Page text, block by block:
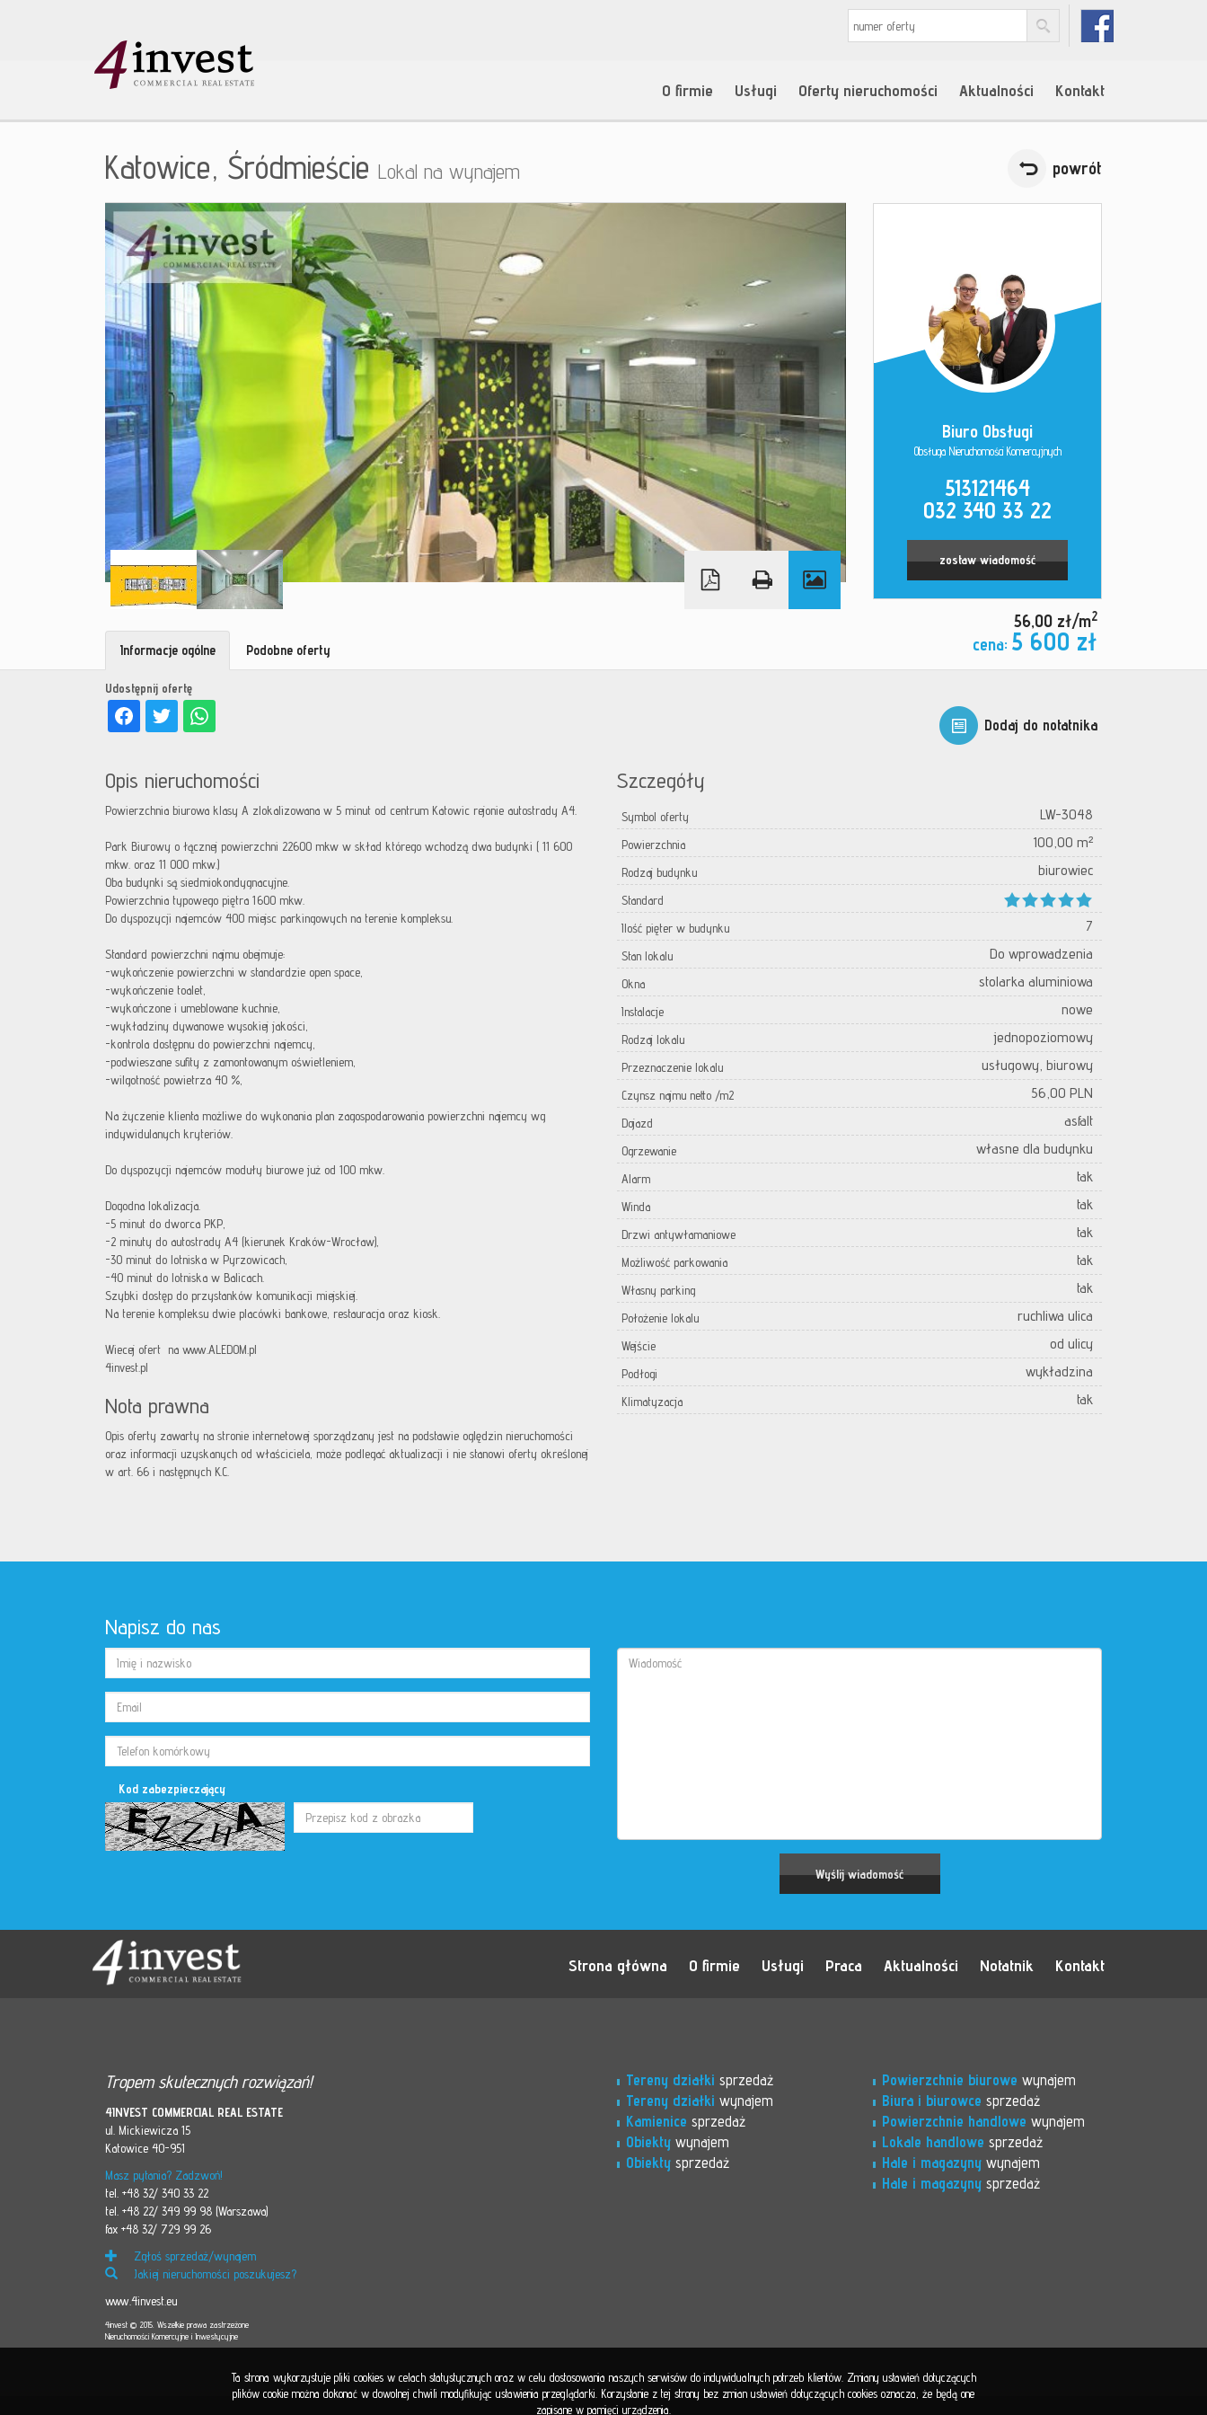
O firmie Usługi Oferty nieruchomości Aktualności Kontakt
Katowice, Śródmieście Lokal na wynajem powrót
Biuro Obsługi
Obsługa Nieruchomości Komercyjnych
513121464
032 340 33 22
zostaw wiadomość
56,00 zł/m2
cena: 5 600 zł
Dodaj do notatnika
Udostępnij ofertę
Informacje ogólne Podobne oferty
Opis nieruchomości
Powierzchnia biurowa klasy A zlokalizowana w 5 minut od centrum Katowic rejonie autostrady A4.
Park Biurowy o łącznej powierzchni 22600 mkw w skład którego wchodzą dwa budynki ( 11 600
mkw. oraz 11 000 mkw.)
Oba budynki są siedmiokondygnacyjne.
Powierzchnia typowego piętra 1600 mkw.
Do dyspozycji najemców 400 miejsc parkingowych na terenie kompleksu.
Standard powierzchni najmu obejmuje:
-wykończenie powierzchni w standardzie open space,
-wykończenie toalet,
-wykończone i umeblowane kuchnie,
-wykładziny dywanowe wysokiej jakości,
-kontrola dostępnu do powierzchni najemcy,
-podwieszane sufity z zamontowanym oświetleniem,
-wilgotność powietrza 40 %,
Na życzenie klienta możliwe do wykonania plan zagospodarowania powierzchni najemcy wg
indywidulanych kryteriów.
Do dyspozycji najemców moduły biurowe już od 100 mkw.
Dogodna lokalizacja.
-5 minut do dworca PKP,
-2 minuty do autostrady A4 (kierunek Kraków-Wrocław),
-30 minut do lotniska w Pyrzowicach,
-40 minut do lotniska w Balicach.
Szybki dostęp do przystanków komunikacji miejskiej.
Na terenie kompleksu dwie placówki bankowe, restauracja oraz kiosk.
Wiecej ofert na www.ALEDOM.pl
4invest.pl
Nota prawna
Opis oferty zawarty na stronie internetowej sporządzany jest na podstawie oględzin nieruchomości
oraz informacji uzyskanych od właściciela, może podlegać aktualizacji i nie stanowi oferty określonej
w art. 66 i następnych K.C.
Szczegóły
Symbol oferty LW-3048
Powierzchnia 100,00 m²
Rodzaj budynku biurowiec
Standard
Ilość pięter w budynku
7
Stan lokalu Do wprowadzenia
Okna stolarka aluminiowa
Instalacje nowe
Rodzaj lokalu jednopoziomowy
Przeznaczenie lokalu usługowy, biurowy
Czynsz najmu netto /m2 56,00 PLN
Dojazd asfalt
Ogrzewanie własne dla budynku
Alarm tak
Winda tak
Drzwi antywłamaniowe tak
Możliwość parkowania tak
Własny parking tak
Położenie lokalu ruchliwa ulica
Wejście od ulicy
Podłogi wykładzina
Klimatyzacja tak
Napisz do nas
Kod zabezpieczający
Strona główna O firmie Usługi Praca Aktualności Notatnik Kontakt
Tropem skutecznych rozwiązań!
4INVEST COMMERCIAL REAL ESTATE
ul. Mickiewicza 15
Katowice 40-951
Masz pytania? Zadzwoń!
tel. +48 32/ 340 33 22
tel. +48 22/ 349 99 98 (Warszawa)
fax +48 32/ 729 99 26
Zgłoś sprzedaż/wynajem
Jakiej nieruchomości poszukujesz?
www.4invest.eu
4invest © 2015. Wszelkie prawa zastrzeżone
Nieruchomości Komercyjne i Inwestycyjne
Tereny działki sprzedaż
Tereny działki wynajem
Kamienice sprzedaż
Obiekty wynajem
Obiekty sprzedaż
Powierzchnie biurowe wynajem
Biura i biurowce sprzedaż
Powierzchnie handlowe wynajem
Lokale handlowe sprzedaż
Hale i magazyny wynajem
Hale i magazyny sprzedaż
Ta strona wykorzystuje pliki cookies w celach statystycznych oraz w celu dostosowania naszych serwisów do indywidualnych potrzeb klientów. Zmiany ustawień dotyczących
plików cookie można dokonać w dowolnej chwili modyfikując ustawienia przeglądarki. Korzystanie z tej strony bez zmian ustawień dotyczących cookies oznacza, że będą one
zapisane w pamięci urządzenia.